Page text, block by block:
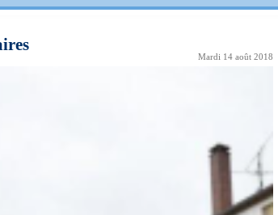
Mardi 14 août 2018